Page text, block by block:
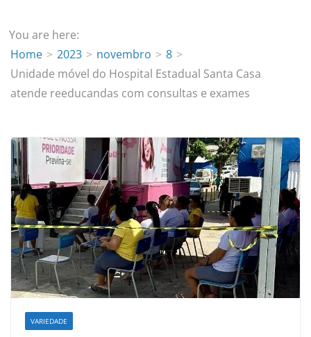
You are here:
Home
2023 novembro
8
Unidade móvel do Hospital Estadual Santa Casa
atende reeducandas com consultas e exames
VARIEDADE